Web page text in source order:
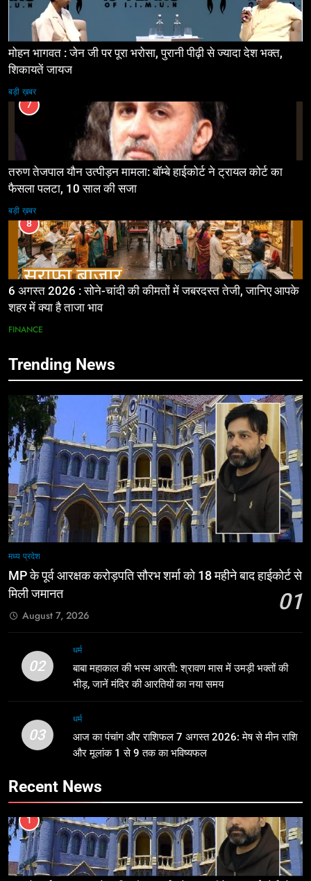
मोहन भागवत : जेन जी पर पूरा भरोसा, पुरानी पीढ़ी से ज्यादा देश भक्त,
शिकायतें जायज
बड़ी ख़बर
7
तरुण तेजपाल यौन उत्पीड़न मामला: बॉम्बे हाईकोर्ट ने ट्रायल कोर्ट का
फैसला पलटा, 10 साल की सजा
बड़ी ख़बर
8
6 अगस्त 2026 : सोने-चांदी की कीमतों में जबरदस्त तेजी, जानिए आपके
शहर में क्या है ताजा भाव
FINANCE
Trending News
मध्य प्रदेश
MP के पूर्व आरक्षक करोड़पति सौरभ शर्मा को 18 महीने बाद हाईकोर्ट से
मिली जमानत
01
August 7, 2026
02
धर्म
बाबा महाकाल की भस्म आरती: श्रावण मास में उमड़ी भक्तों की
भीड़, जानें मंदिर की आरतियों का नया समय
03
धर्म
आज का पंचांग और राशिफल 7 अगस्त 2026: मेष से मीन राशि
और मूलांक 1 से 9 तक का भविष्यफल
Recent News
1